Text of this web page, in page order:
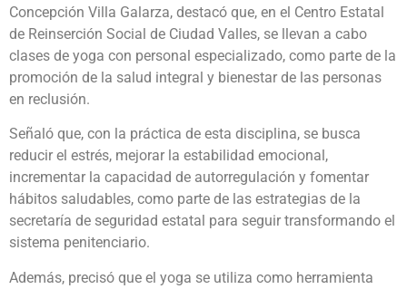
Concepción Villa Galarza, destacó que, en el Centro Estatal
de Reinserción Social de Ciudad Valles, se llevan a cabo
clases de yoga con personal especializado, como parte de la
promoción de la salud integral y bienestar de las personas
en reclusión.
Señaló que, con la práctica de esta disciplina, se busca
reducir el estrés, mejorar la estabilidad emocional,
incrementar la capacidad de autorregulación y fomentar
hábitos saludables, como parte de las estrategias de la
secretaría de seguridad estatal para seguir transformando el
sistema penitenciario.
Además, precisó que el yoga se utiliza como herramienta